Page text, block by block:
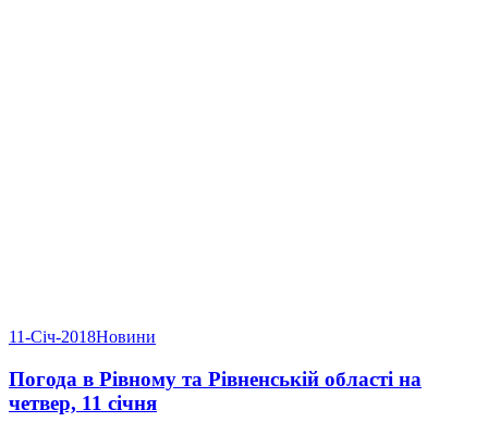
11-Січ-2018Новини
Погода в Рівному та Рівненській області на
четвер, 11 січня